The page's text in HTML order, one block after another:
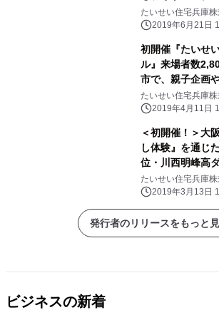
催！
たいせい住宅兵庫
2019年6月21日
初開催『たいせ
ル』来場者数
市で、親子企画
盛況で開催終了
たいせい住宅兵庫
2019年4月11日
＜初開催！＞大
し体験』を通じ
位・川西明峰高
ンス等盛りだく
リングカーニバ
兵庫・川西
たいせい住宅兵庫
2019年3月13日
発行者のリリースをもっと
ビジネスの新着